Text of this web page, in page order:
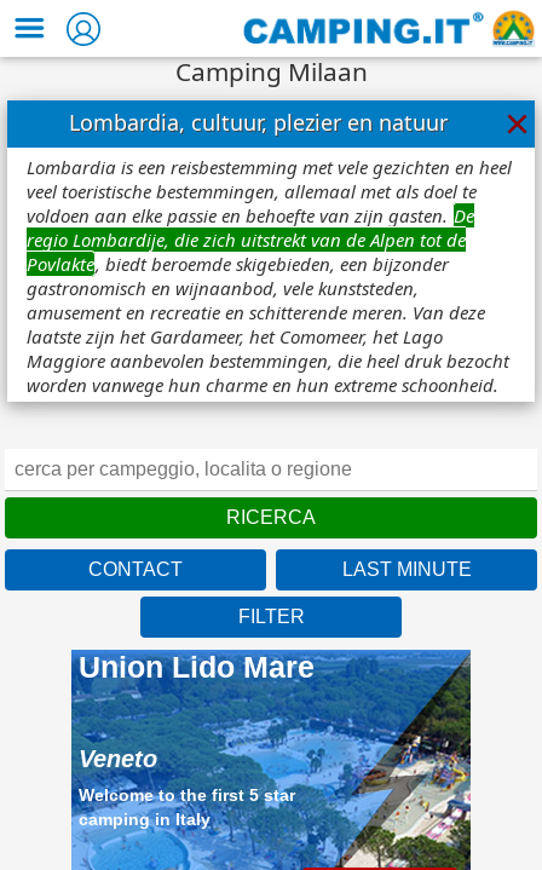
Camping Milaan
Lombardia, cultuur, plezier en natuur ×
Lombardia is een reisbestemming met vele gezichten en heel
veel toeristische bestemmingen, allemaal met als doel te
voldoen aan elke passie en behoefte van zijn gasten. De
regio Lombardije, die zich uitstrekt van de Alpen tot de
Povlakte, biedt beroemde skigebieden, een bijzonder
gastronomisch en wijnaanbod, vele kunststeden,
amusement en recreatie en schitterende meren. Van deze
laatste zijn het Gardameer, het Comomeer, het Lago
Maggiore aanbevolen bestemmingen, die heel druk bezocht
worden vanwege hun charme en hun extreme schoonheid.
CONTACT LAST MINUTE
FILTER
Union Lido Mare
Veneto
Welcome to the first 5 star
camping in Italy